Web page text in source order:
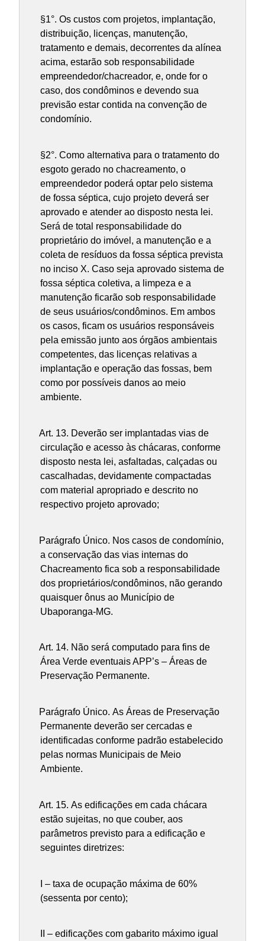
§1°. Os custos com projetos, implantação,
distribuição, licenças, manutenção,
tratamento e demais, decorrentes da alínea
acima, estarão sob responsabilidade
empreendedor/chacreador, e, onde for o
caso, dos condôminos e devendo sua
previsão estar contida na convenção de
condomínio.
§2°. Como alternativa para o tratamento do
esgoto gerado no chacreamento, o
empreendedor poderá optar pelo sistema
de fossa séptica, cujo projeto deverá ser
aprovado e atender ao disposto nesta lei.
Será de total responsabilidade do
proprietário do imóvel, a manutenção e a
coleta de resíduos da fossa séptica prevista
no inciso X. Caso seja aprovado sistema de
fossa séptica coletiva, a limpeza e a
manutenção ficarão sob responsabilidade
de seus usuários/condôminos. Em ambos
os casos, ficam os usuários responsáveis
pela emissão junto aos órgãos ambientais
competentes, das licenças relativas a
implantação e operação das fossas, bem
como por possíveis danos ao meio
ambiente.
Art. 13. Deverão ser implantadas vias de
circulação e acesso às chácaras, conforme
disposto nesta lei, asfaltadas, calçadas ou
cascalhadas, devidamente compactadas
com material apropriado e descrito no
respectivo projeto aprovado;
Parágrafo Único. Nos casos de condomínio,
a conservação das vias internas do
Chacreamento fica sob a responsabilidade
dos proprietários/condôminos, não gerando
quaisquer ônus ao Município de
Ubaporanga-MG.
Art. 14. Não será computado para fins de
Área Verde eventuais APP’s – Áreas de
Preservação Permanente.
Parágrafo Único.As Áreas de Preservação
Permanente deverão ser cercadas e
identificadas conforme padrão estabelecido
pelas normas Municipais de Meio
Ambiente.
Art. 15. As edificações em cada chácara
estão sujeitas, no que couber, aos
parâmetros previsto para a edificação e
seguintes diretrizes:
I – taxa de ocupação máxima de 60%
(sessenta por cento);
II – edificações com gabarito máximo igual